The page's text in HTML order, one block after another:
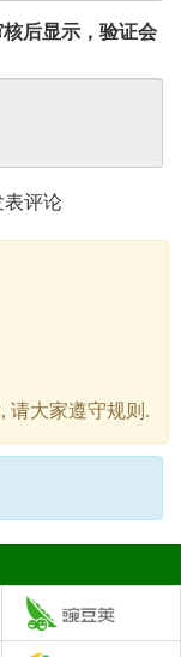
后显示，验证会
表评论
请大家遵守规则.